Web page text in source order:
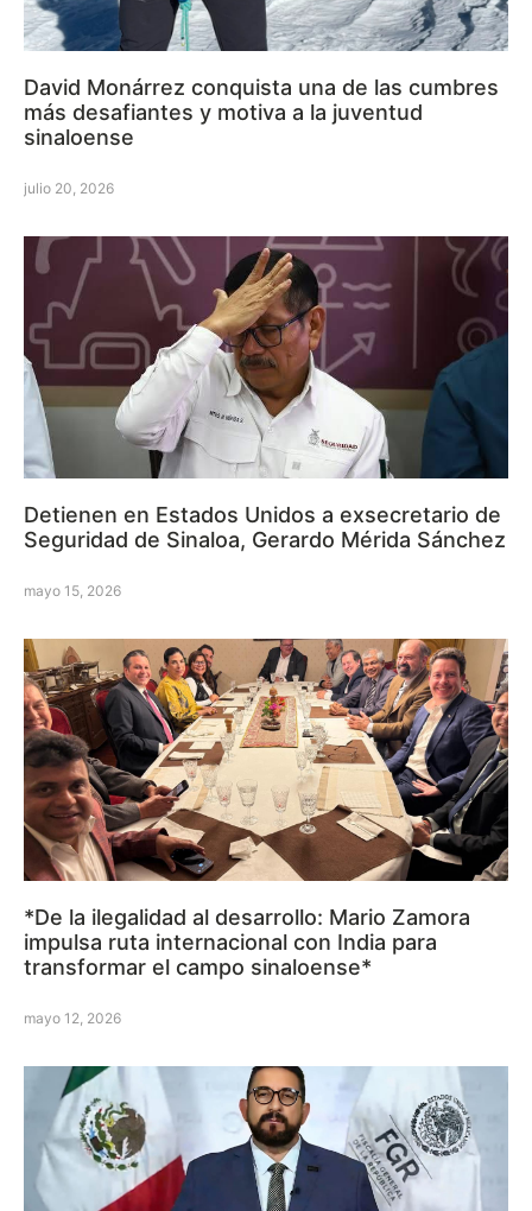
David Monárrez conquista una de las cumbres
más desafiantes y motiva a la juventud
sinaloense
julio 20, 2026
Detienen en Estados Unidos a exsecretario de
Seguridad de Sinaloa, Gerardo Mérida Sánchez
mayo 15, 2026
*De la ilegalidad al desarrollo: Mario Zamora
impulsa ruta internacional con India para
transformar el campo sinaloense*
mayo 12, 2026